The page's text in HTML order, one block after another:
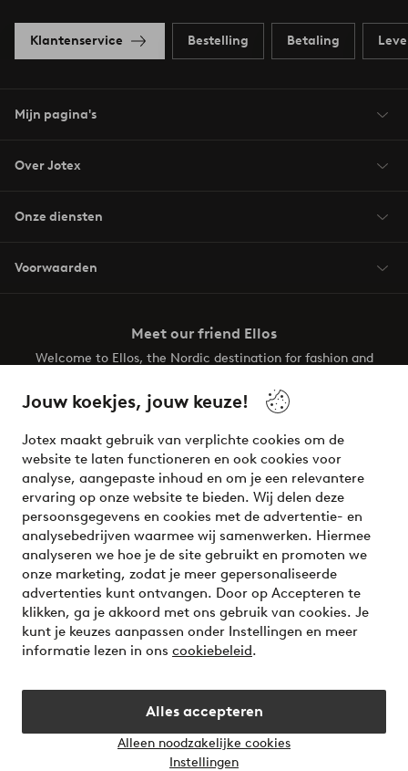
Jouw koekjes, jouw keuze!
Jotex maakt gebruik van verplichte cookies om de
website te laten functioneren en ook cookies voor
analyse, aangepaste inhoud en om je een relevantere
ervaring op onze website te bieden. Wij delen deze
persoonsgegevens en cookies met de advertentie- en
analysebedrijven waarmee wij samenwerken. Hiermee
analyseren we hoe je de site gebruikt en promoten we
onze marketing, zodat je meer gepersonaliseerde
advertenties kunt ontvangen. Door op Accepteren te
klikken, ga je akkoord met ons gebruik van cookies. Je
kunt je keuzes aanpassen onder Instellingen en meer
informatie lezen in ons cookiebeleid.
Alles accepteren
Alleen noodzakelijke cookies
Instellingen
Klantenservice Bestelling Betaling
Mijn pagina's
Over Jotex
Onze diensten
Voorwaarden
Meet our friend Ellos
Welcome to Ellos, the Nordic destination for fashion and
your wardrobe. Your next inspiring look is here!
Veilig betalen - Nu betalen of opsplitsen
Wil je meer weten over onze betaalopties?